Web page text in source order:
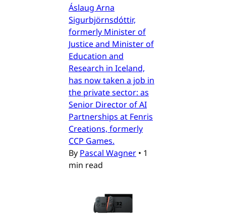
Áslaug Arna
Sigurbjörnsdóttir,
formerly Minister of
Justice and Minister of
Education and
Research in Iceland,
has now taken a job in
the private sector: as
Senior Director of AI
Partnerships at Fenris
Creations, formerly
CCP Games.
By Pascal Wagner • 1
min read